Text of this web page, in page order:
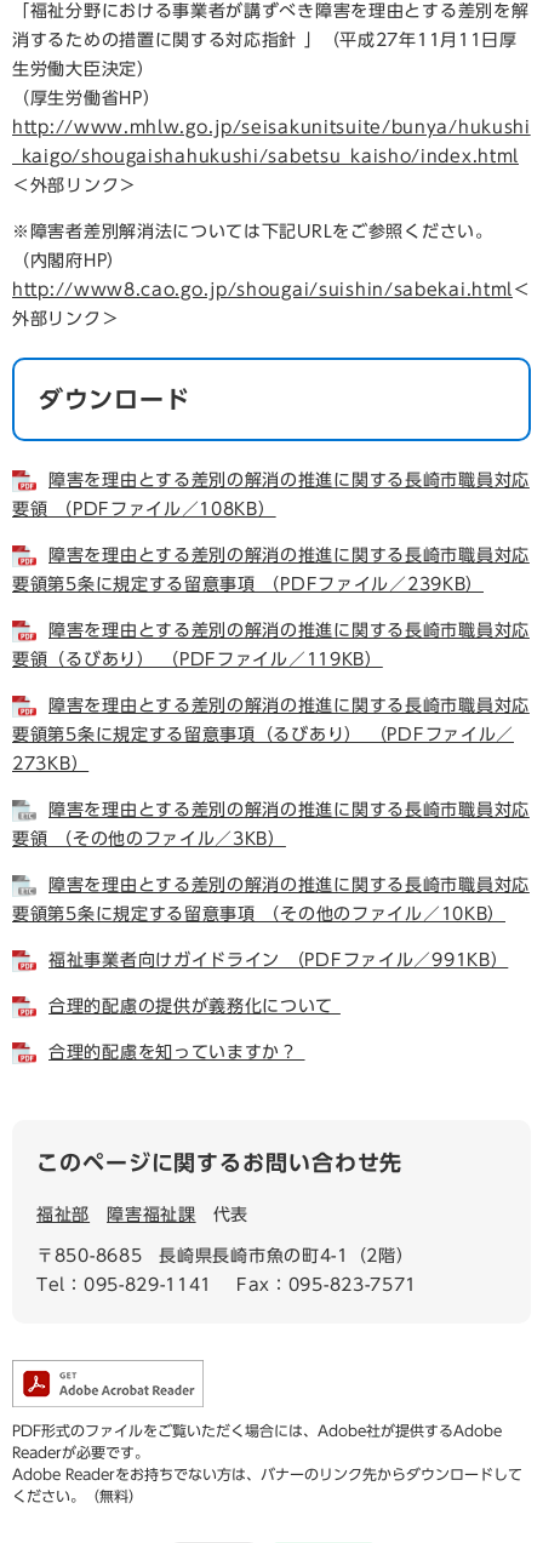
「福祉分野における事業者が講ずべき障害を理由とする差別を解
消するための措置に関する対応指針 」（平成27年11月11日厚
生労働大臣決定）
（厚生労働省HP）
http://www.mhlw.go.jp/seisakunitsuite/bunya/hukushi
_kaigo/shougaishahukushi/sabetsu_kaisho/index.html
＜外部リンク＞
※障害者差別解消法については下記URLをご参照ください。
（内閣府HP）
http://www8.cao.go.jp/shougai/suishin/sabekai.html ＜
外部リンク＞
ダウンロード
障害を理由とする差別の解消の推進に関する長崎市職員対応
要領 （PDFファイル／108KB）
障害を理由とする差別の解消の推進に関する長崎市職員対応
要領第5条に規定する留意事項 （PDFファイル／239KB）
障害を理由とする差別の解消の推進に関する長崎市職員対応
要領（るびあり） （PDFファイル／119KB）
障害を理由とする差別の解消の推進に関する長崎市職員対応
要領第5条に規定する留意事項（るびあり） （PDFファイル／
273KB）
障害を理由とする差別の解消の推進に関する長崎市職員対応
要領 （その他のファイル／3KB）
障害を理由とする差別の解消の推進に関する長崎市職員対応
要領第5条に規定する留意事項 （その他のファイル／10KB）
福祉事業者向けガイドライン （PDFファイル／991KB）
合理的配慮の提供が義務化について
合理的配慮を知っていますか？
このページに関するお問い合わせ先
福祉部 障害福祉課 代表
〒850-8685
長崎県長崎市魚の町4-1（2階）
Tel：095-829-1141
Fax：095-823-7571
PDF形式のファイルをご覧いただく場合には、Adobe社が提供するAdobe
Readerが必要です。
Adobe Readerをお持ちでない方は、バナーのリンク先からダウンロードして
ください。（無料）